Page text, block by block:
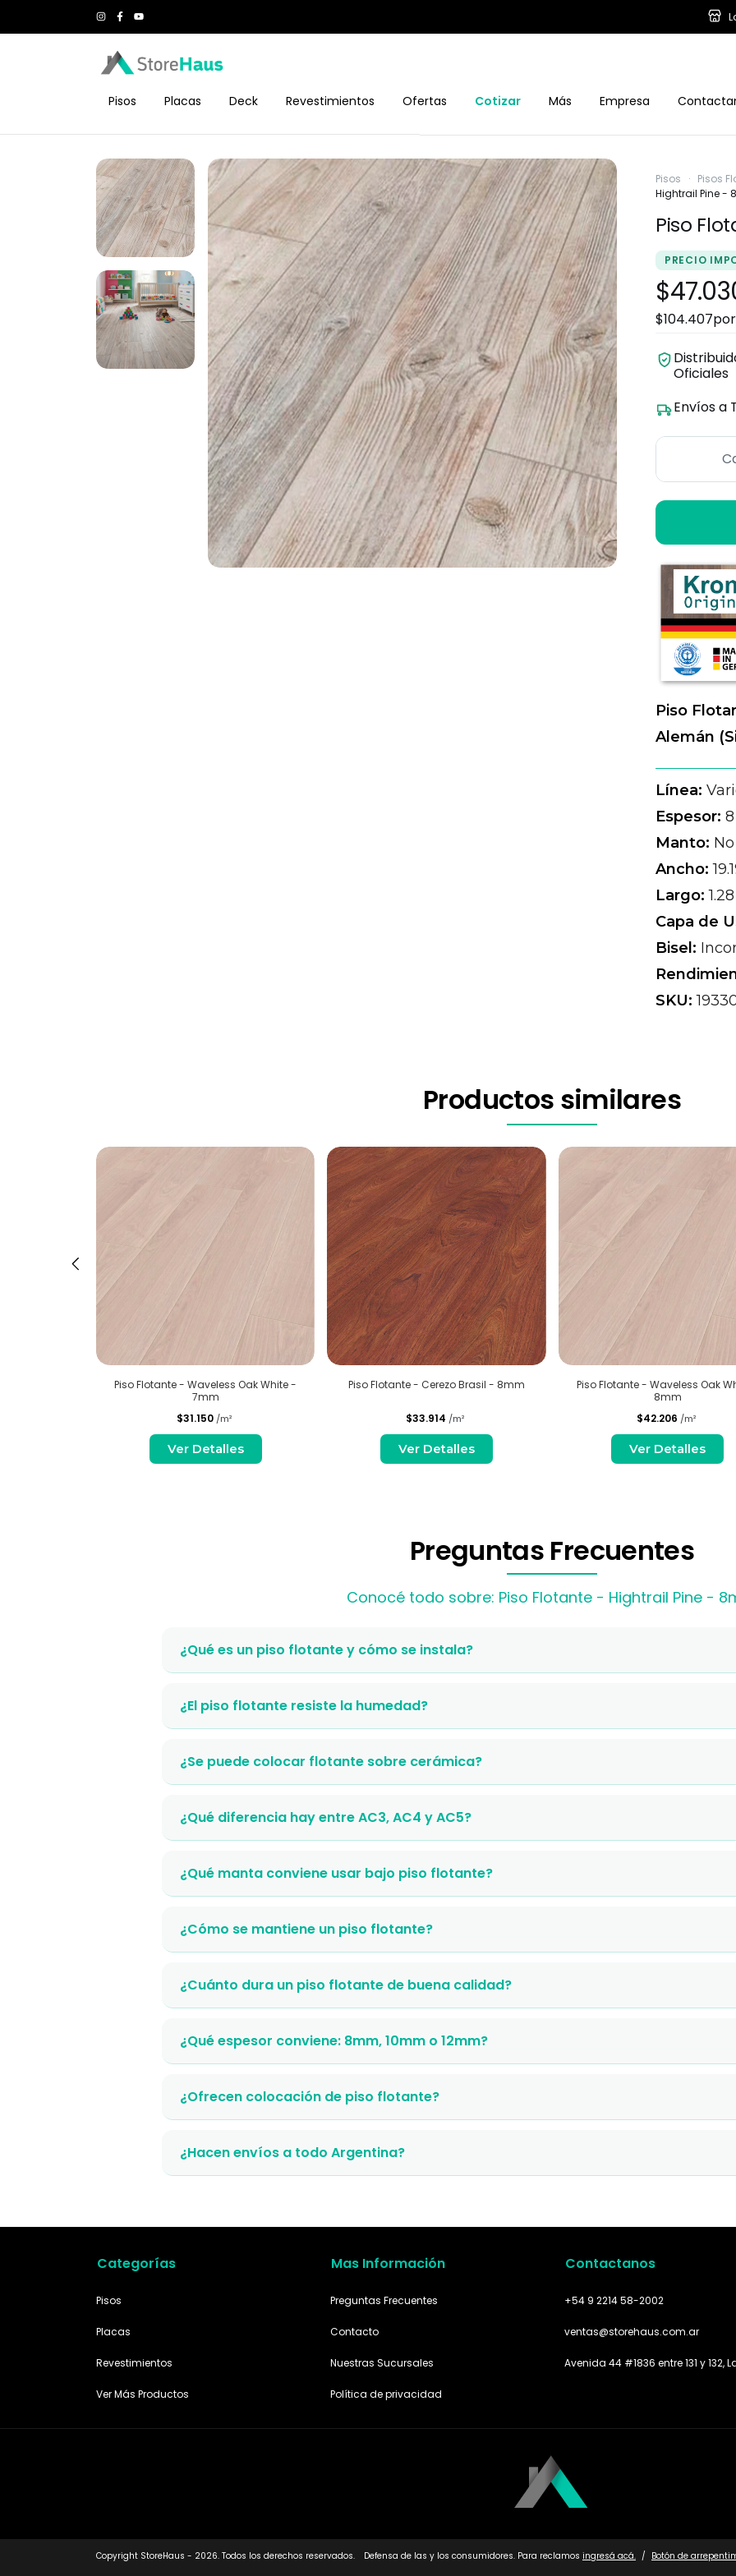
Pisos Placas Deck Revestimientos Ofertas Cotizar Más Empresa
Pisos · Pisos
Hightrail Pine -
Piso
PRECIO
$104.407
Oficiales
Envíos a
Piso
Alemán
Línea:
Espesor:
Manto:
Ancho:
Largo:
Capa de
Bisel:
SKU:
Productos similares
Piso Flotante - Waveless Oak White -
7mm
$31.150 /m²
Ver Detalles
Piso Flotante - Cerezo Brasil - 8mm
$33.914 /m²
Ver Detalles
Piso Flotante - Waveless Oak
8mm
$42.206 /m²
Ver Detalles
Preguntas Frecuentes
Conocé todo sobre: Piso Flotante - Hightrail Pine -
¿Qué es un piso flotante y cómo se instala?
¿El piso flotante resiste la humedad?
¿Se puede colocar flotante sobre cerámica?
¿Qué diferencia hay entre AC3, AC4 y AC5?
¿Qué manta conviene usar bajo piso flotante?
¿Cómo se mantiene un piso flotante?
¿Cuánto dura un piso flotante de buena calidad?
¿Qué espesor conviene: 8mm, 10mm o 12mm?
¿Ofrecen colocación de piso flotante?
¿Hacen envíos a todo Argentina?
Categorías
Pisos
Placas
Revestimientos
Ver Más Productos
Mas Información
Preguntas Frecuentes
Contacto
Nuestras Sucursales
Política de privacidad
Contactanos
+54 9 2214 58-2002
ventas@storehaus.com.ar
Avenida 44 #1836 entre 131 y 132,
Copyright StoreHaus - 2026. Todos los derechos reservados. Defensa de las y los consumidores. Para reclamos ingresá acá. / Botón de